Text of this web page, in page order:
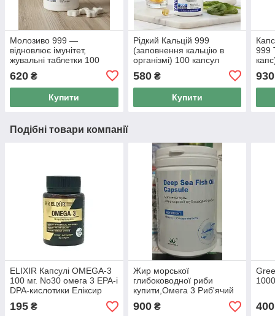
Молозиво 999 —
відновлює імунітет,
жувальні таблетки 100
620 ₴
Купити
Рідкий Кальцій 999
(заповнення кальцію в
організмі) 100 капсул
580₴
Купити
999
930
Подібні товари компанії
ELIXIR Капсулі OMEGA-3
100 мг. No30 омега 3 EPA-і
DPA-кислотики Еліксир
195 ₴
Жир морської
глибоководної риби
купити,Омега 3 Риб'ячий
жир Грін Ворлд 100 капсул
по 1000 мг.
900₴ 400